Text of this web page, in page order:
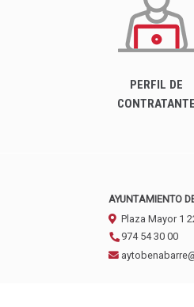
PERFIL DE
CONTRATANTE
AYUNTAMIENTO
Plaza Mayor 1
974 54 30 00